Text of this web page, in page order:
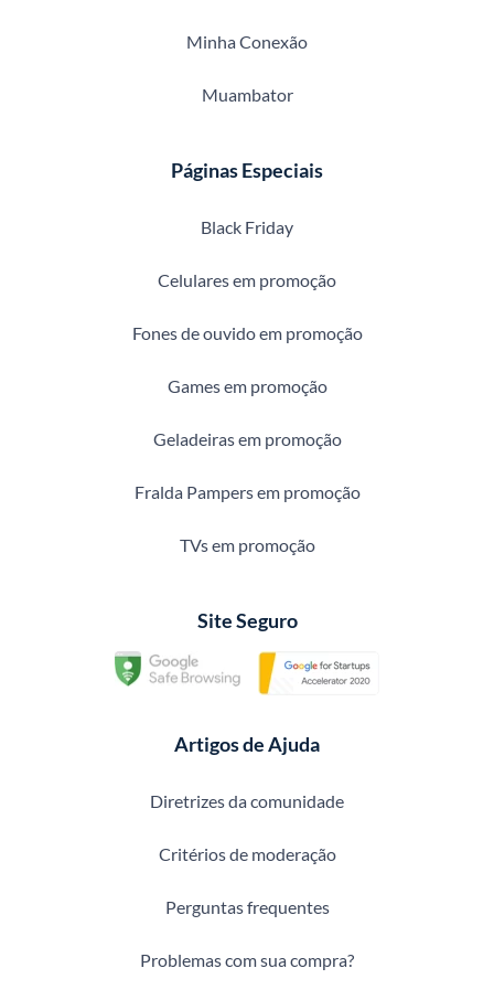
Minha Conexão
Muambator
Páginas Especiais
Black Friday
Celulares em promoção
Fones de ouvido em promoção
Games em promoção
Geladeiras em promoção
Fralda Pampers em promoção
TVs em promoção
Site Seguro
Artigos de Ajuda
Diretrizes da comunidade
Critérios de moderação
Perguntas frequentes
Problemas com sua compra?